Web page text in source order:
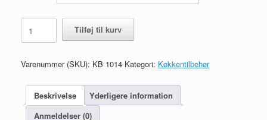
Mold
antal
Tilføj til kurv
Varenummer (SKU): KB 1014 Kategori: Køkkentilbehør
Beskrivelse
Yderligere information
Anmeldelser (0)